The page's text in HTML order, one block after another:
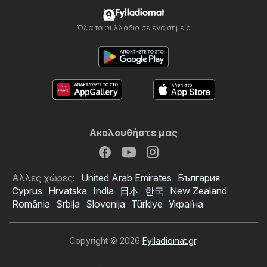
Fylladiomat
Όλα τα φυλλάδια σε ένα σημείο
Ακολουθήστε μας
Αλλες χώρες: United Arab Emirates България
Cyprus Hrvatska India 日本 한국 New Zealand
România Srbija Slovenija Türkiye Україна
Copyright © 2026 Fylladiomat.gr.